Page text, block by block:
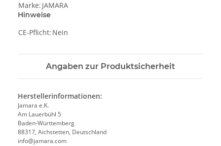
Marke: JAMARA
Hinweise
CE-Pflicht: Nein
Angaben zur Produktsicherheit
Herstellerinformationen:
Jamara e.K.
Am Lauerbühl 5
Baden-Württemberg
88317, Aichstetten, Deutschland
info@jamara.com